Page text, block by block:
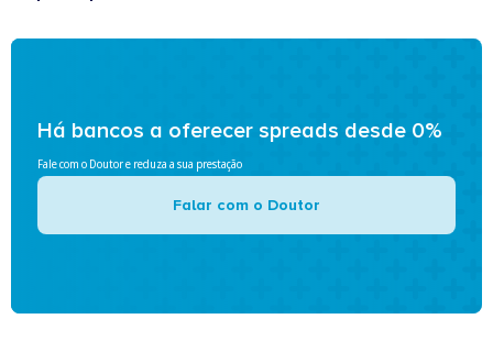
Há bancos a oferecer spreads desde 0%
Fale com o Doutor e reduza a sua prestação
Falar com o Doutor